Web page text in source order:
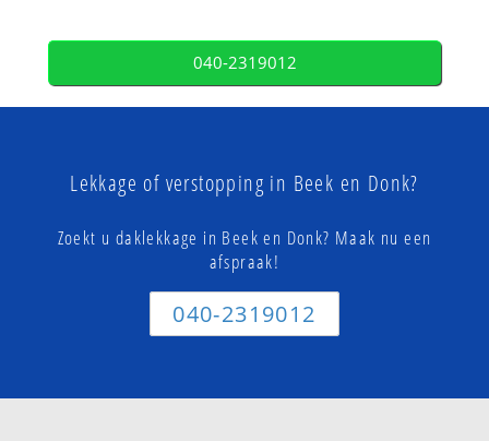
040-2319012
Lekkage of verstopping in Beek en Donk?
Zoekt u daklekkage in Beek en Donk? Maak nu een
afspraak!
040-2319012